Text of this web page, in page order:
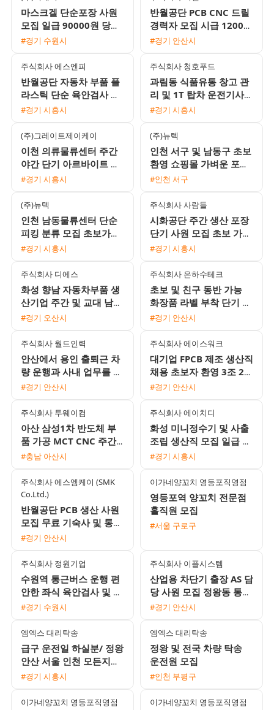
마스크겔 단순포장 사원
모집 일급 90000원 당일
지급 5.5시간 근무 24시
#경기 수원시
반월공단 PCB CNC 드릴
경력자 모집 시급 12000
원 및 일 교통비 지원 정
#경기 안산시
주식회사 에스엔피
반월공단 자동차 부품 플
라스틱 단순 육안검사 및
손조립 모집 통근지원 및
#경기 시흥시
주식회사 청호푸드
과림동 식품유통 창고 관
리 및 1T 탑차 운전기사
채용
#경기 시흥시
(주)그레이트제이케이
이천 의류물류센터 주간
야간 단기 아르바이트 모
집
#경기 시흥시
(주)뉴텍
인천 서구 및 남동구 초보
환영 쇼핑몰 가벼운 포장
및 라벨 부착 단순 업무
#인천 서구
(주)뉴텍
인천 남동물류센터 단순
피킹 분류 모집 초보가능
익일지급 프로모션 진행
#경기 시흥시
주식회사 사람들
시화공단 주간 생산 포장
단기 사원 모집 초보 가능
통근버스 운행
#경기 시흥시
주식회사 디에스
화성 향남 자동차부품 생
산기업 주간 및 교대 남녀
사원 모집 통근버스 및 유
#경기 오산시
주식회사 은하수테크
초보 및 친구 동반 가능
화장품 라벨 부착 단기 장
기 사원 모집
#경기 안산시
주식회사 월드인력
안산에서 용인 출퇴근 차
량 운행과 사내 업무를 병
행할 대형면허 소지자를
#경기 안산시
주식회사 에이스워크
대기업 FPCB 제조 생산직
채용 초보자 환영 3조 2교
대 및 통근버스 운행
#경기 안산시
주식회사 투웨이컴
아산 삼성1차 반도체 부
품 가공 MCT CNC 주간
및 2교대 모집 무료 기숙
#충남 아산시
주식회사 에이치디
화성 미니정수기 및 사출
조립 생산직 모집 일급 주
급 익일지급 통근버스 운
#경기 시흥시
주식회사 에스엠케이 (SMK
Co.Ltd.)
반월공단 PCB 생산 사원
모집 무료 기숙사 및 통근
버스 운행 3조2교대
#경기 안산시
이가네양꼬치 영등포직영점
영등포역 양꼬치 전문점
홀직원 모집
#서울 구로구
주식회사 정원기업
수원역 통근버스 운행 편
안한 좌식 육안검사 및 포
장 사원 모집 월 350만원
#경기 수원시
주식회사 이플시스템
산업용 차단기 출장 AS 담
당 사원 모집 정왕동 통근
버스 운행 및 다양한 정산
#경기 안산시
엠엑스 대리탁송
급구 운전일 하실분/ 정왕
안산 서울 인천 모든지역
가능
#경기 시흥시
엠엑스 대리탁송
정왕 및 전국 차량 탁송
운전원 모집
#인천 부평구
이가네양꼬치 영등포직영점 이가네양꼬치 영등포직영점